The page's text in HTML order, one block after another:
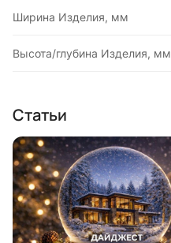
Ширина Изделия, мм
Высота/глубина Изделия, мм
Статьи